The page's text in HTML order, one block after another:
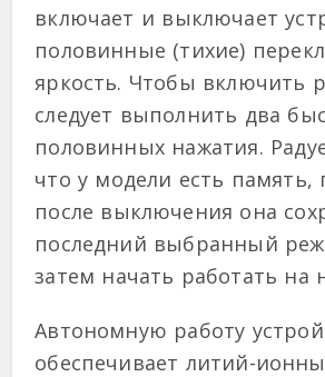
включает и выключает
половинные (тихие)
яркость. Чтобы включить
следует выполнить два
половинных нажатия.
что у модели есть память,
после выключения она
последний выбранный
затем начать работать на
Автономную работу
обеспечивает литий-